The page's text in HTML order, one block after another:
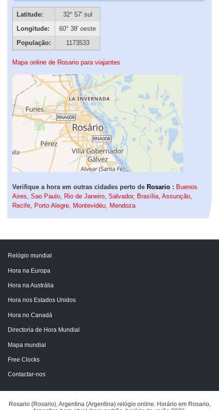
Latitude:
32° 57' sul
Longitude:
60° 38' oeste
População:
1173533
Mapa online de Rosario para viajantes
Verifique a hora em outras cidades perto de Rosario : Buenos
Aires Sao Paulo Rio de Janeiro Salvador, Brasília Assunção
Recife Porto Alegre Montevidéu Mendoza
Relógio mundial
Hora na Europa
Hora na Austrália
Hora nos Estados Unidos
Hora no Canadá
Directoria de Hora Mundial
Mapa mundial
Free Clocks
Contactar-nos
Rosario (Rosario), Argentina (Argentina) relógio online. Horário em Rosario,